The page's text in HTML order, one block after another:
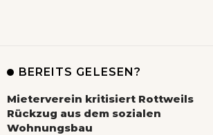
BEREITS GELESEN?
Mieterverein kritisiert Rottweils
Rückzug aus dem sozialen
Wohnungsbau